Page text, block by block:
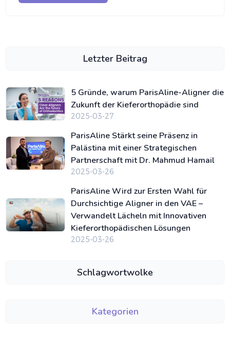
Letzter Beitrag
5 Gründe, warum ParisAline-Aligner die
Zukunft der Kieferorthopädie sind
2025-03-27
ParisAline Stärkt seine Präsenz in
Palästina mit einer Strategischen
Partnerschaft mit Dr. Mahmud Hamail
2025-03-26
ParisAline Wird zur Ersten Wahl für
Durchsichtige Aligner in den VAE –
Verwandelt Lächeln mit Innovativen
Kieferorthopädischen Lösungen
2025-03-26
Schlagwortwolke
Kategorien